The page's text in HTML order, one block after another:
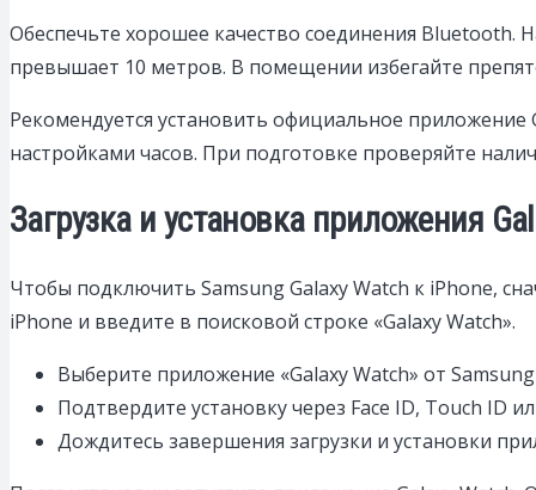
Обеспечьте хорошее качество соединения Bluetooth.
превышает 10 метров. В помещении избегайте
Рекомендуется установить официальное приложение
настройками часов. При подготовке проверяйте
Загрузка и установка приложения
Чтобы подключить Samsung Galaxy Watch к iPhone,
iPhone и введите в поисковой строке «Galaxy Watch».
Выберите приложение «Galaxy Watch» от
Подтвердите установку через Face ID, Touch ID
Дождитесь завершения загрузки и установки